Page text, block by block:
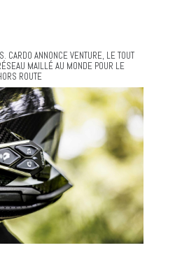
CARDO ANNONCE VENTURE, LE TOUT
MAILLÉ AU MONDE POUR LE
ROUTE